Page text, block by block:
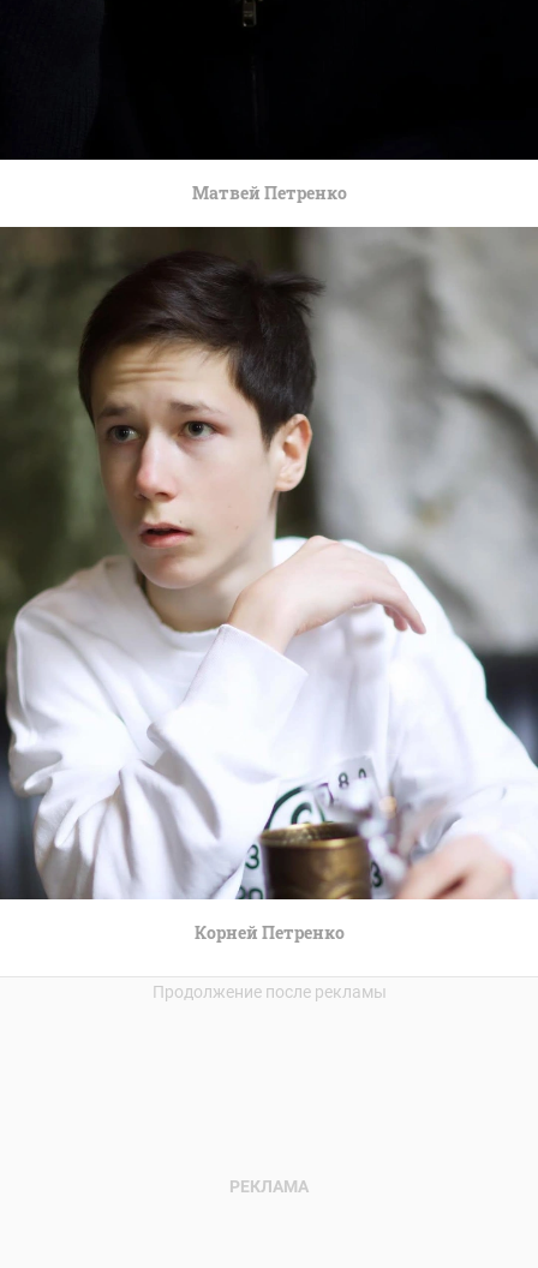
Матвей Петренко
Корней Петренко